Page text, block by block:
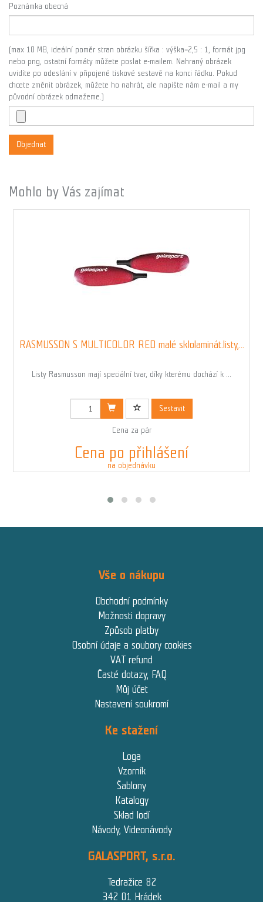
Poznámka obecná
(max 10 MB, ideální poměr stran obrázku šířka : výška=2,5 : 1, formát jpg
nebo png, ostatní formáty můžete poslat e-mailem. Nahraný obrázek
uvidíte po odeslání v připojené tiskové sestavě na konci řádku. Pokud
chcete změnit obrázek, můžete ho nahrát, ale napište nám e-mail a my
původní obrázek odmažeme.)
Objednat
Mohlo by Vás zajímat
RASMUSSON S MULTICOLOR RED malé sklolaminát.listy,...
Listy Rasmusson mají speciální tvar, díky kterému dochází k ...
Kód: 00840REDN
Sestavit
Cena za pár
Cena po přihlášení
na objednávku
Vše o nákupu
Obchodní podmínky
Možnosti dopravy
Způsob platby
Osobní údaje a soubory cookies
VAT refund
Časté dotazy, FAQ
Můj účet
Nastavení soukromí
Ke stažení
Loga
Vzorník
Šablony
Katalogy
Sklad lodí
Návody, Videonávody
GALASPORT, s.r.o.
Tedražice 82
342 01 Hrádek